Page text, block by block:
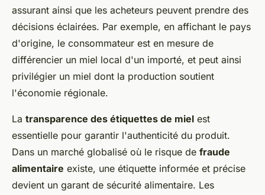
assurant ainsi que les acheteurs peuvent prendre des
décisions éclairées. Par exemple, en affichant le pays
d'origine, le consommateur est en mesure de
différencier un miel local d'un importé, et peut ainsi
privilégier un miel dont la production soutient
l'économie régionale.
La transparence des étiquettes de miel est
essentielle pour garantir l'authenticité du produit.
Dans un marché globalisé où le risque de fraude
alimentaire existe, une étiquette informée et précise
devient un garant de sécurité alimentaire. Les